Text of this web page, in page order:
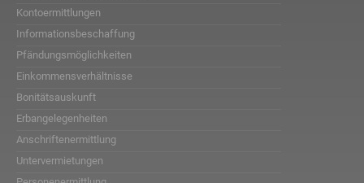
Kontoermittlungen
Informationsbeschaffung
Pfändungsmöglichkeiten
Einkommensverhältnisse
Bonitätsauskunft
Erbangelegenheiten
Anschriftenermittlung
Untervermietungen